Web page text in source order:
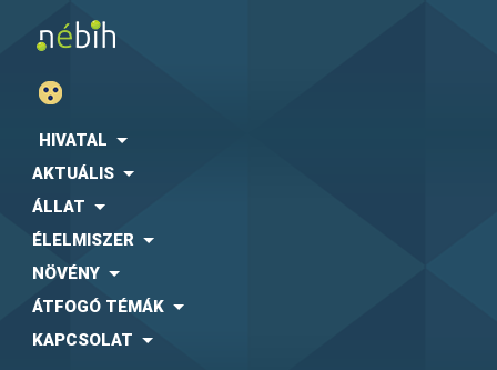
HIVATAL
AKTUÁLIS
ÁLLAT
ÉLELMISZER
NÖVÉNY
ÁTFOGÓ TÉMÁK
KAPCSOLAT